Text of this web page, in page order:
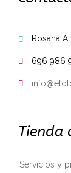
 Rosana
 696 986

Tienda
Servicios y